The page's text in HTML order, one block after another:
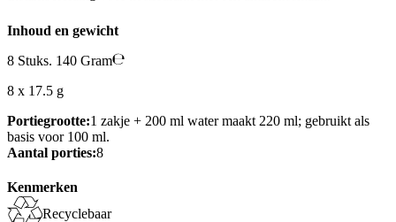
Inhoud en gewicht
8 Stuks. 140 Gram
8 x 17.5 g
Portiegrootte:1 zakje + 200 ml water maakt 220 ml; gebruikt als
basis voor 100 ml.
Aantal porties:8
Kenmerken
Recyclebaar